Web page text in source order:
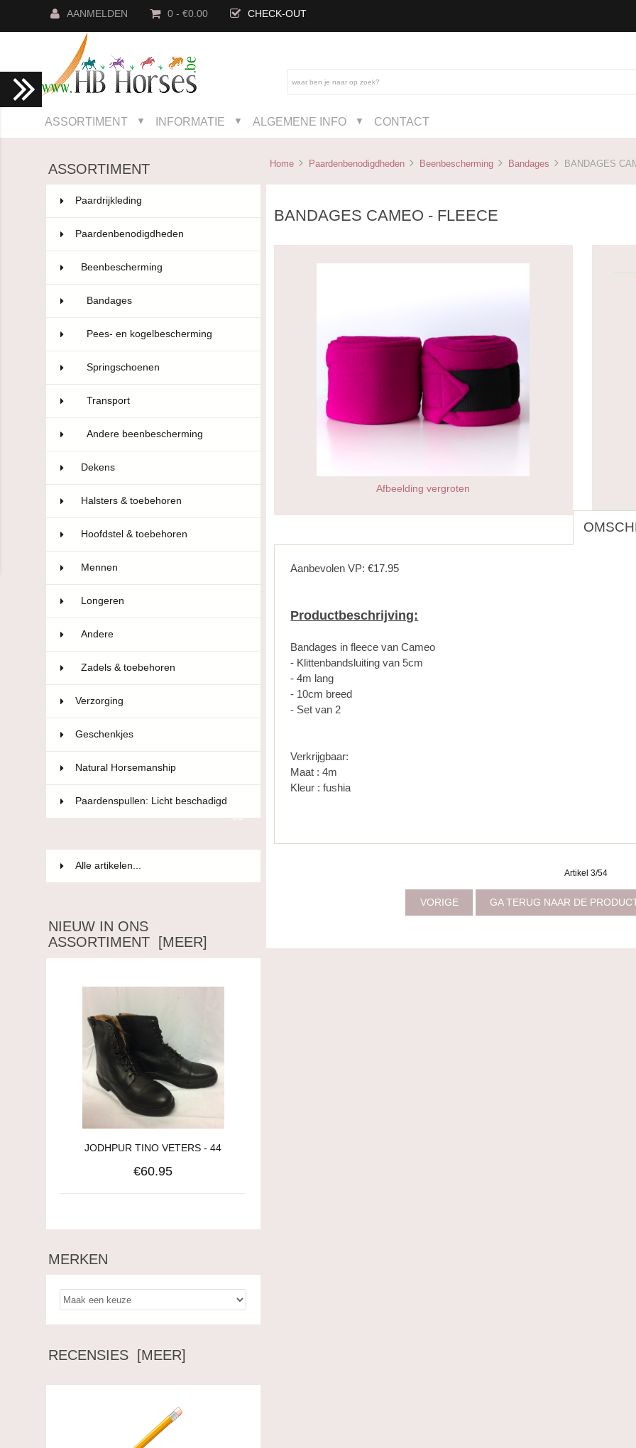
AANMELDEN 0 - €0.00 CHECK-OUT
ASSORTIMENT ▼ INFORMATIE ▼ ALGEMENE INFO ▼ CONTACT
ASSORTIMENT
Paardrijkleding
Paardenbenodigdheden
Beenbescherming
Bandages
Pees- en kogelbescherming
Springschoenen
Transport
Andere beenbescherming
Dekens
Halsters & toebehoren
Hoofdstel & toebehoren
Mennen
Longeren
Andere
Zadels & toebehoren
Verzorging
Geschenkjes
Natural Horsemanship
Paardenspullen: Licht beschadigd
85
Alle artikelen...
NIEUW IN ONS
ASSORTIMENT [MEER]
JODHPUR TINO VETERS - 44
€60.95
MERKEN
RECENSIES [MEER]
Home Paardenbenodigdheden Beenbescherming Bandages BANDAGES
BANDAGES CAMEO - FLEECE
Afbeelding vergroten
Aanbevolen VP: €17.95
Productbeschrijving:
Bandages in fleece van Cameo
- Klittenbandsluiting van 5cm
- 4m lang
- 10cm breed
- Set van 2
Verkrijgbaar:
Maat : 4m
Kleur : fushia
Artikel 3/54
VORIGE GA TERUG NAAR DE